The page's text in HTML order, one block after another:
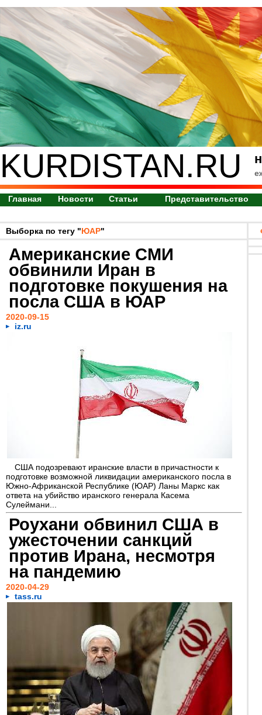
KURDISTAN.RU
Главная Новости Статьи Представительство
Выборка по тегу "ЮАР"
Американские СМИ
обвинили Иран в
подготовке покушения на
посла США в ЮАР
2020-09-15
iz.ru
США подозревают иранские власти в причастности к
подготовке возможной ликвидации американского посла в
Южно-Африканской Республике (ЮАР) Ланы Маркс как
ответа на убийство иранского генерала Касема
Сулеймани...
Роухани обвинил США в
ужесточении санкций
против Ирана, несмотря
на пандемию
2020-04-29
tass.ru